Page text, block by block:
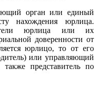
орган или единый
нахождения юрлица.
юрлица или их
доверенности от
юрлицо, то от его
или управляющий
представитель по